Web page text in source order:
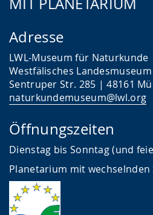
w
r
d
a
n
e
z
e
i
g
Adresse
LWL-Museum für Naturkunde
Westfälisches
Sentruper Str. 285 | 48161
naturkundemuseum@lwl.org
Öffnungszeiten
Dienstag bis Sonntag (und
Planetarium mit